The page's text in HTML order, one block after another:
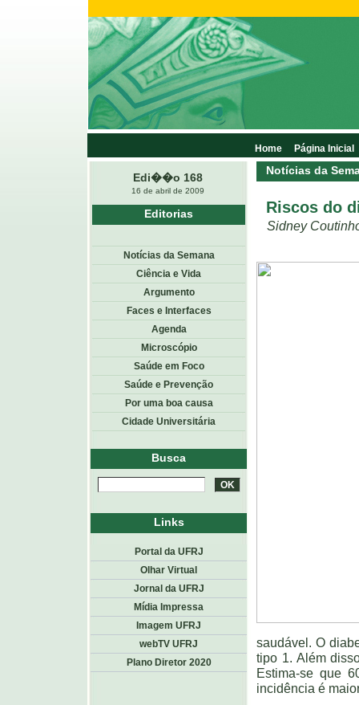
Edi��o 168
16 de abril de 2009
Notícias da
Riscos do
Sidney
saudável. O
tipo 1. Além
Estima-se que
incidência é
Editorias
Notícias da Semana
Ciência e Vida
Argumento
Faces e Interfaces
Agenda
Microscópio
Saúde em Foco
Saúde e Prevenção
Por uma boa causa
Cidade Universitária
Busca
Home Página Inicial
Links
Portal da UFRJ
Olhar Virtual
Jornal da UFRJ
Mídia Impressa
Imagem UFRJ
webTV UFRJ
Plano Diretor 2020